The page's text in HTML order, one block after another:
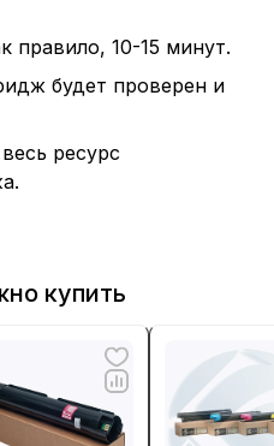
правило, 10-15 минут.
будет проверен и
ресурс
купить